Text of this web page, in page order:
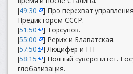
[49:30
] Про перехват
Предиктором СССР.
[51:50
] Торсунов.
[55:00
] Рерих и Блаватская.
[57:50
] Люцифер и ГП.
[58:15
] Полный суверенитет.
глобализация.